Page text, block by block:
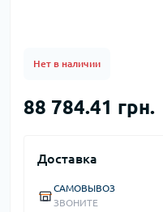
Нет в наличии
88 784.41 грн.
Доставка
САМОВЫВОЗ
ЗВОНИТЕ